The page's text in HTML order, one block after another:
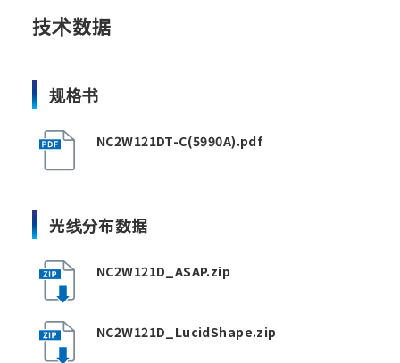
技术数据
规格书
NC2W121DT-C(5990A).pdf
光线分布数据
NC2W121D_ASAP.zip
NC2W121D_LucidShape.zip